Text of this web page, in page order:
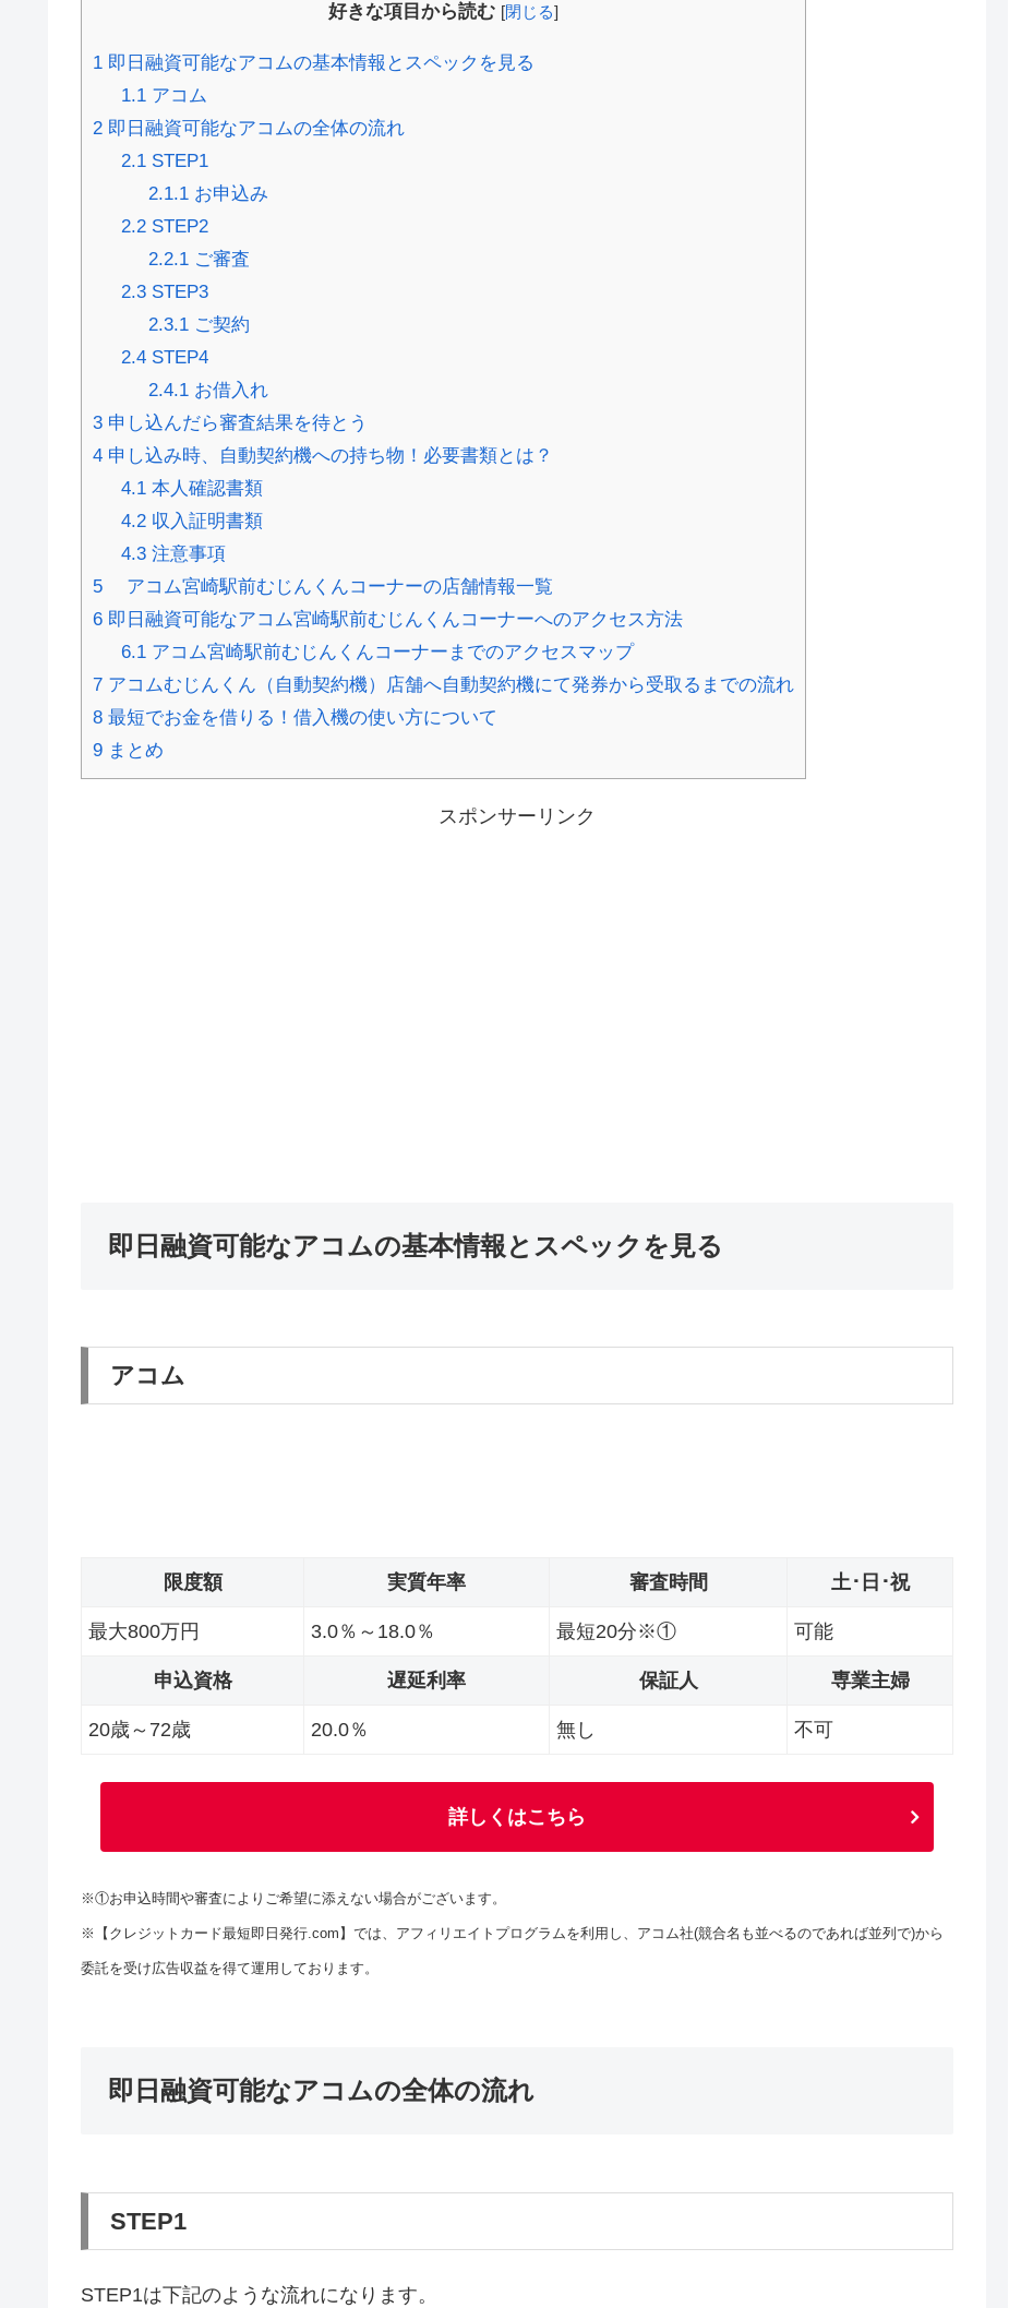
好きな項目から読む [閉じる]
1 即日融資可能なアコムの基本情報とスペックを見る
1.1アコム
2 即日融資可能なアコムの全体の流れ
2.1STEP1
2.1.1 お申込み
2.2STEP2
2.2.1 ご審査
2.3STEP3
2.3.1 ご契約
2.4STEP4
2.4.1 お借入れ
3 申し込んだら審査結果を待とう
4 申し込み時、自動契約機への持ち物！必要書類とは？
4.1本人確認書類
4.2収入証明書類
4.3注意事項
5 アコム宮崎駅前むじんくんコーナーの店舗情報一覧
6 即日融資可能なアコム宮崎駅前むじんくんコーナーへのアクセス方法
6.1アコム宮崎駅前むじんくんコーナーまでのアクセスマップ
7 アコムむじんくん（自動契約機）店舗へ自動契約機にて発券から受取るまでの流れ
8 最短でお金を借りる！借入機の使い方について
9 まとめ
スポンサーリンク
即日融資可能なアコムの基本情報とスペックを見る
アコム
限度額 実質年率 審査時間 土･日･祝
最大800万円 3.0％～18.0％ 最短20分※① 可能
申込資格 遅延利率 保証人 専業主婦
20歳～72歳 20.0％ 無し 不可
詳しくはこちら
※①お申込時間や審査によりご希望に添えない場合がございます。
※【クレジットカード最短即日発行.com】では、アフィリエイトプログラムを利用し、アコム社(競合名も並べるのであれば並列で)から
委託を受け広告収益を得て運用しております。
即日融資可能なアコムの全体の流れ
STEP1
STEP1は下記のような流れになります。